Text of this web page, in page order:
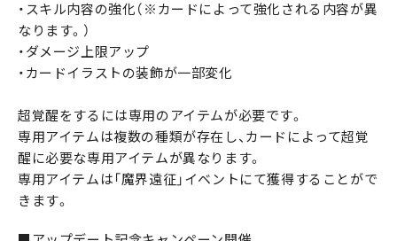
・スキル内容の強化（※カードによって強化される内容が異
なります。）
・ダメージ上限アップ
・カードイラストの装飾が一部変化
超覚醒をするには専用のアイテムが必要です。
専用アイテムは複数の種類が存在し、カードによって超覚
醒に必要な専用アイテムが異なります。
専用アイテムは「魔界遠征」イベントにて獲得することがで
きます。